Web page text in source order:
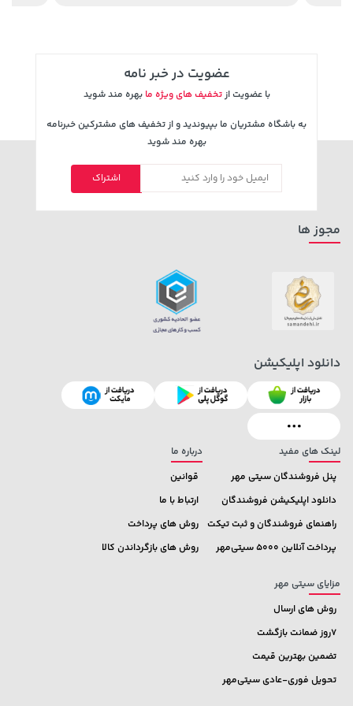
خرید
339,900 تومان خرید 292,080,000 تومان
عضویت در خبر نامه
با عضویت ازتخفیف های ویژه ما بهره مند شوید
به باشگاه مشتریان ما بپیوندید و از تخفیف های مشترکین خبرنامه
بهره مند شوید
اشتراک
لینک های مفید
پنل فروشندگان سیتی مهر
دانلود اپلیکیشن فروشندگان
راهنمای فروشندگان و ثبت تیکت
پرداخت آنلاین 5000 سیتی‌مهر
درباره ما
قوانین
ارتباط با ما
روش های پرداخت
روش های بازگرداندن کالا
مزایای سیتی مهر
روش های ارسال
7روز ضمانت بازگشت
تضمین بهترین قیمت
تحویل فوری-عادی سیتی‌مهر
مجوز ها
دانلود اپلیکیشن